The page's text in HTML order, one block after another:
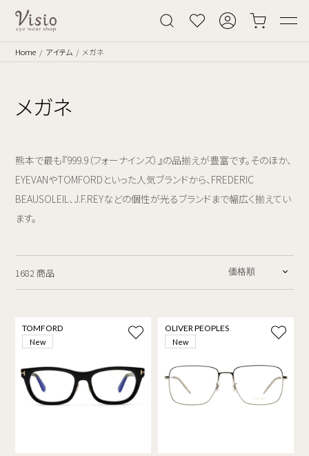
Home アイテム メガネ
メガネ
熊本で最も『999.9（フォーナインズ）』の品揃えが豊富です。そのほか、
EYEVANやTOMFORDといった人気ブランドから、FREDERIC
BEAUSOLEIL、J.F.REYなどの個性が光るブランドまで幅広く揃えてい
ます。
1682 商品
TOMFORD
New
OLIVER PEOPLES
New